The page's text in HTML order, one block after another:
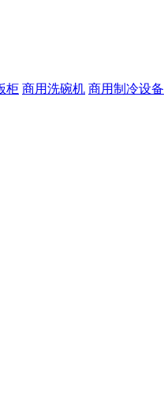
柜 商用洗碗机 商用制冷设备